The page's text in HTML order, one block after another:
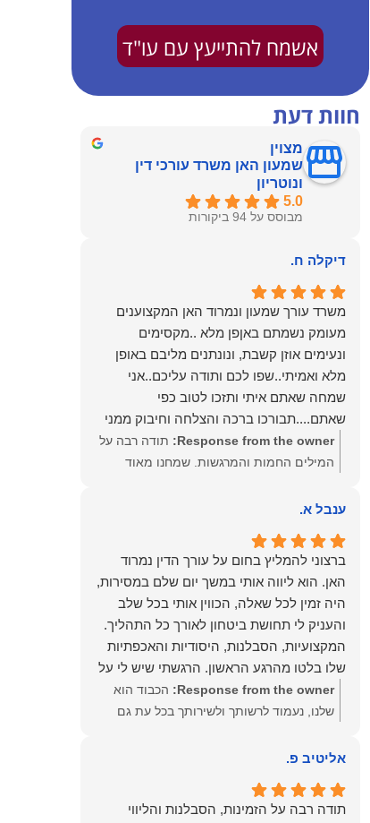
אשמח להתייעץ עם עו"ד
חוות דעת
מצוין
שמעון האן משרד עורכי דין
ונוטריון
5.0
מבוסס על 94 ביקורות
דיקלה ח.
משרד עורך שמעון ונמרוד האן המקצוענים
מעומק נשמתם באןפן מלא ..מקסימים
ונעימים אוזן קשבת, ונונתנים מליבם באופן
מלא ואמיתי..שפו לכם ותודה עליכם..אני
שמחה שאתם איתי ותזכו לטוב כפי
שאתם....תבורכו ברכה והצלחה וחיבוק ממני
🙂😘💓
Response from the owner:
תודה רבה על
המילים החמות והמרגשות. שמחנו מאוד
שנתת בנו ונמשיך לעמוד לצידך וללוות אותך
הצלחה, ברכה ובשורות טובות. שמעון האן
משרד עורכי דין ונוטריון
ענבל א.
ברצוני להמליץ בחום על עורך הדין נמרוד
האן. הוא ליווה אותי במשך יום שלם במסירות,
היה זמין לכל שאלה, הכווין אותי בכל שלב
והעניק לי תחושת ביטחון לאורך כל התהליך.
המקצועיות, הסבלנות, היסודיות והאכפתיות
שלו בלטו מהרגע הראשון. הרגשתי שיש לי על
מי לסמוך, ואני ממליצה עליו מכל הלב לכל מי
שמחפש עורך דין מקצועי, אמין ומסור.
Response from the owner:
הכבוד הוא
שלנו, נעמוד לרשותך ולשירותך בכל עת גם
אליטיב פ.
תודה רבה על הזמינות, הסבלנות והליווי